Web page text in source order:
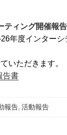
ティング開催報告
年度インター
いただきます。
告書
報告, 活動報告